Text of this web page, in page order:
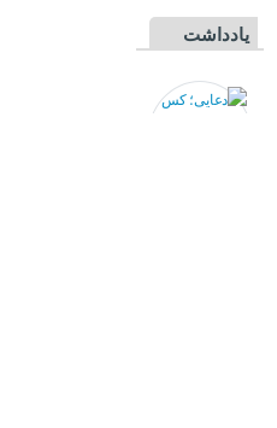
یادداشت